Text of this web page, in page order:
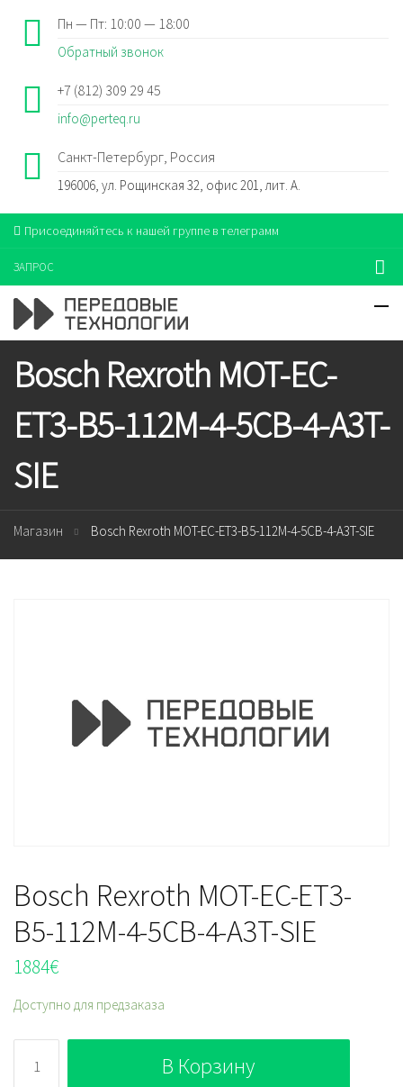
Пн — Пт: 10:00 — 18:00
Обратный звонок
+7 (812) 309 29 45
info@perteq.ru
Санкт-Петербург, Россия
196006, ул. Рощинская 32, офис 201, лит. А.
Присоединяйтесь к нашей группе в телеграмм
ЗАПРОС
Bosch Rexroth MOT-EC-
ET3-B5-112M-4-5CB-4-A3T-
SIE
Магазин Bosch Rexroth MOT-EC-ET3-B5-112M-4-5CB-4-A3T-SIE
Bosch Rexroth MOT-EC-ET3-
B5-112M-4-5CB-4-A3T-SIE
1884€
Доступно для предзаказа
Bosch
В Корзину